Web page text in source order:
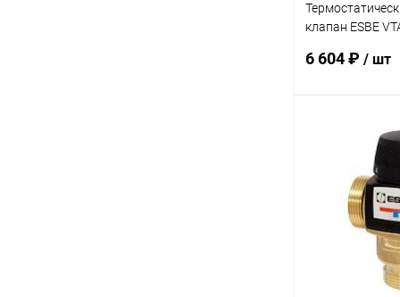
клапан ESBE
6 604 ₽ / шт
В
Купить в 1
В избранное